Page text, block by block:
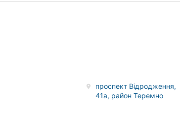
проспект Відродження,
41а, район Теремно